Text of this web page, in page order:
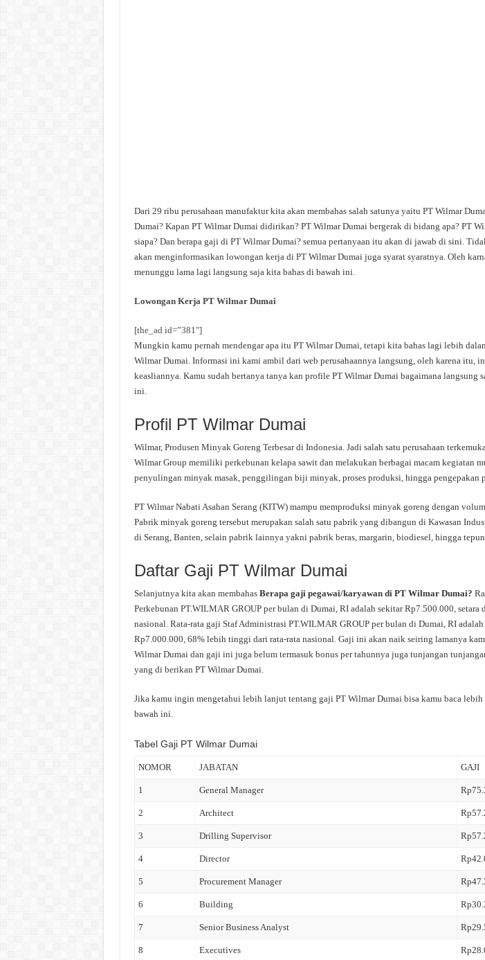
Dari 29 ribu perusahaan manufaktur kita akan membahas salah satunya yaitu PT Wilmar
Dumai? Kapan PT Wilmar Dumai didirikan? PT Wilmar Dumai bergerak di bidang apa? PT
siapa? Dan berapa gaji di PT Wilmar Dumai? semua pertanyaan itu akan di jawab di sini.
akan menginformasikan lowongan kerja di PT Wilmar Dumai juga syarat syaratnya. Oleh
menunggu lama lagi langsung saja kita bahas di bawah ini.
Lowongan Kerja PT Wilmar Dumai
[the_ad id=”381″]
Mungkin kamu pernah mendengar apa itu PT Wilmar Dumai, tetapi kita bahas lagi lebih
Wilmar Dumai. Informasi ini kami ambil dari web perusahaannya langsung, oleh karena itu,
keasliannya. Kamu sudah bertanya tanya kan profile PT Wilmar Dumai bagaimana langsung
ini.
Profil PT Wilmar Dumai
Wilmar, Produsen Minyak Goreng Terbesar di Indonesia. Jadi salah satu perusahaan
Wilmar Group memiliki perkebunan kelapa sawit dan melakukan berbagai macam kegiatan
penyulingan minyak masak, penggilingan biji minyak, proses produksi, hingga pengepakan
PT Wilmar Nabati Asahan Serang (KITW) mampu memproduksi minyak goreng dengan
Pabrik minyak goreng tersebut merupakan salah satu pabrik yang dibangun di Kawasan
di Serang, Banten, selain pabrik lainnya yakni pabrik beras, margarin, biodiesel, hingga
Daftar Gaji PT Wilmar Dumai
Selanjutnya kita akan membahas Berapa gaji pegawai/karyawan di PT Wilmar Dumai?
Perkebunan PT.WILMAR GROUP per bulan di Dumai, RI adalah sekitar Rp7.500.000, setara
nasional. Rata-rata gaji Staf Administrasi PT.WILMAR GROUP per bulan di Dumai, RI
Rp7.000.000, 68% lebih tinggi dari rata-rata nasional. Gaji ini akan naik seiring lamanya
Wilmar Dumai dan gaji ini juga belum termasuk bonus per tahunnya juga tunjangan
yang di berikan PT Wilmar Dumai.
Jika kamu ingin mengetahui lebih lanjut tentang gaji PT Wilmar Dumai bisa kamu baca
bawah ini.
Tabel Gaji PT Wilmar Dumai
NOMOR JABATAN GAJI
1 General Manager
2 Architect
3 Drilling Supervisor
4 Director
5 Procurement Manager
6 Building
7 Senior Business Analyst
8 Executives